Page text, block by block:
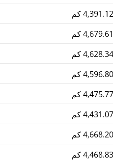
4,391.12 كم
4,679.61 كم
4,628.34 كم
4,596.80 كم
4,475.77 كم
4,431.07 كم
4,668.20 كم
4,468.83 كم